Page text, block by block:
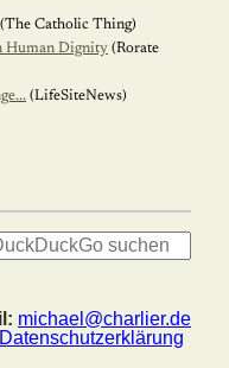
(The Catholic Thing)
Human Dignity (Rorate
(LifeSiteNews)
michael@charlier.de